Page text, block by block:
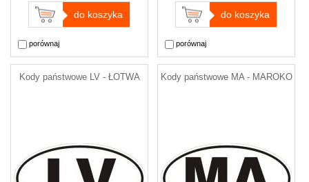
do koszyka
porównaj
do koszyka
porównaj
Kody państwowe LV - ŁOTWA Kody państwowe MA - MAROKO